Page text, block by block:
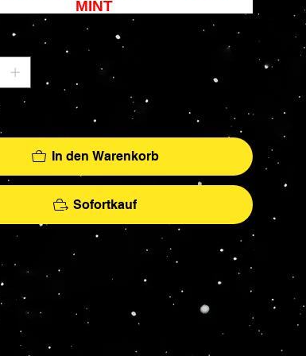
MINT
verfügbar
In den Warenkorb
Sofortkauf
- Exclusives